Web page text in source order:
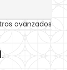
avanzados